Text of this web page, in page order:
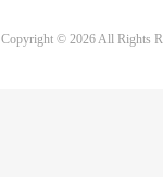
Copyright © 2026 All Rights